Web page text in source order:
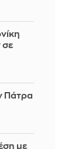
σε
Πάτρα
με